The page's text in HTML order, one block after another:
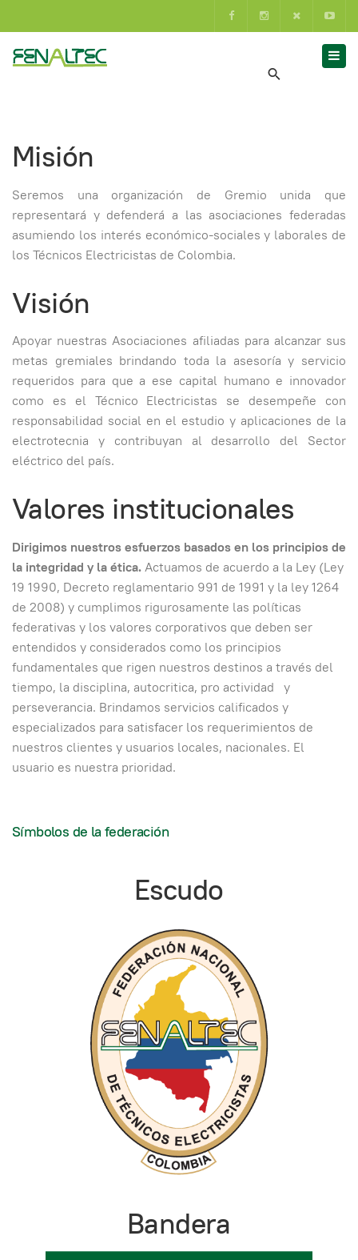
Misión
Seremos una organización de Gremio unida que
representará y defenderá a las asociaciones federadas
asumiendo los interés económico-sociales y laborales de
los Técnicos Electricistas de Colombia.
Visión
Apoyar nuestras Asociaciones afiliadas para alcanzar sus
metas gremiales brindando toda la asesoría y servicio
requeridos para que a ese capital humano e innovador
como es el Técnico Electricistas se desempeñe con
responsabilidad social en el estudio y aplicaciones de la
electrotecnia y contribuyan al desarrollo del Sector
eléctrico del país.
Valores institucionales
Dirigimos nuestros esfuerzos basados en los principios de
la integridad y la ética.Actuamos de acuerdo a la Ley (Ley
19 1990, Decreto reglamentario 991 de 1991 y la ley 1264
de 2008) y cumplimos rigurosamente las políticas
federativas y los valores corporativos que deben ser
entendidos y considerados como los principios
fundamentales que rigen nuestros destinos a través del
tiempo, la disciplina, autocritica, pro actividad y
perseverancia. Brindamos servicios calificados y
especializados para satisfacer los requerimientos de
nuestros clientes y usuarios locales, nacionales. El
usuario es nuestra prioridad.
Símbolos de la federación
Escudo
Bandera